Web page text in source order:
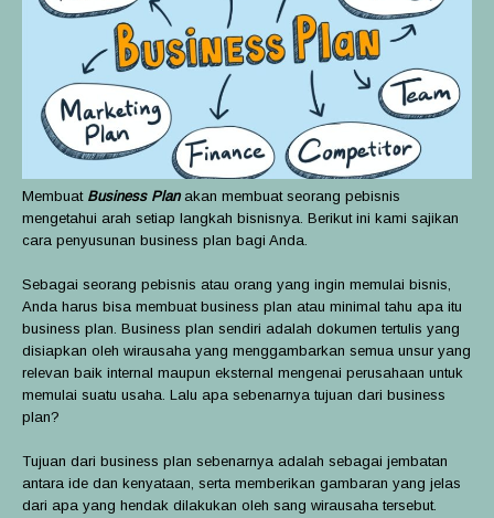
Membuat Business Planakan membuat seorang pebisnis
mengetahui arah setiap langkah bisnisnya. Berikut ini kami sajikan
cara penyusunan business plan bagi Anda.
Sebagai seorang pebisnis atau orang yang ingin memulai bisnis,
Anda harus bisa membuat business plan atau minimal tahu apa itu
business plan. Business plan sendiri adalah dokumen tertulis yang
disiapkan oleh wirausaha yang menggambarkan semua unsur yang
relevan baik internal maupun eksternal mengenai perusahaan untuk
memulai suatu usaha. Lalu apa sebenarnya tujuan dari business
plan?
Tujuan dari business plan sebenarnya adalah sebagai jembatan
antara ide dan kenyataan, serta memberikan gambaran yang jelas
dari apa yang hendak dilakukan oleh sang wirausaha tersebut.